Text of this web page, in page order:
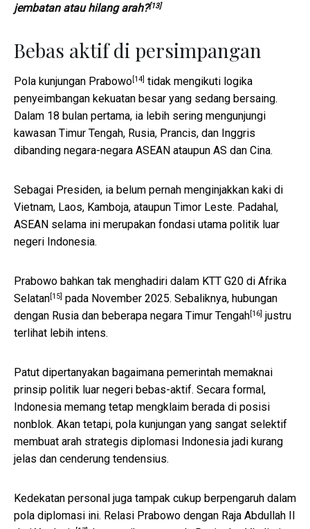
jembatan atau hilang arah?[13]
Bebas aktif di persimpangan
Pola kunjungan Prabowo[14] tidak mengikuti logika
penyeimbangan kekuatan besar yang sedang bersaing.
Dalam 18 bulan pertama, ia lebih sering mengunjungi
kawasan Timur Tengah, Rusia, Prancis, dan Inggris
dibanding negara-negara ASEAN ataupun AS dan Cina.
Sebagai Presiden, ia belum pernah menginjakkan kaki di
Vietnam, Laos, Kamboja, ataupun Timor Leste. Padahal,
ASEAN selama ini merupakan fondasi utama politik luar
negeri Indonesia.
Prabowo bahkan tak menghadiri dalam KTT G20 di Afrika
Selatan[15] pada November 2025. Sebaliknya, hubungan
dengan Rusia dan beberapa negara Timur Tengah[16] justru
terlihat lebih intens.
Patut dipertanyakan bagaimana pemerintah memaknai
prinsip politik luar negeri bebas-aktif. Secara formal,
Indonesia memang tetap mengklaim berada di posisi
nonblok. Akan tetapi, pola kunjungan yang sangat selektif
membuat arah strategis diplomasi Indonesia jadi kurang
jelas dan cenderung tendensius.
Kedekatan personal juga tampak cukup berpengaruh dalam
pola diplomasi ini. Relasi Prabowo dengan Raja Abdullah II